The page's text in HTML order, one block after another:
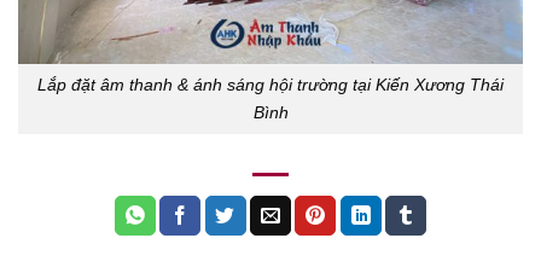
Lắp đặt âm thanh & ánh sáng hội trường tại Kiến Xương Thái
Bình